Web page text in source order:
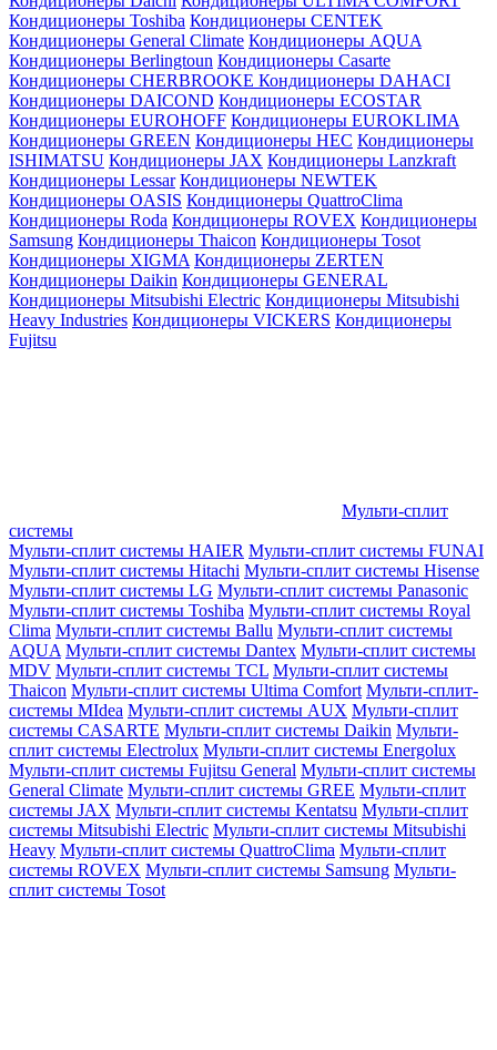
Кондиционеры Toshiba Кондиционеры CENTEK
Кондиционеры General Climate Кондиционеры AQUA
Кондиционеры Berlingtoun Кондиционеры Casarte
Кондиционеры CHERBROOKE Кондиционеры DAHACI
Кондиционеры DAICOND Кондиционеры ECOSTAR
Кондиционеры EUROHOFF Кондиционеры EUROKLIMA
Кондиционеры GREEN Кондиционеры HEC Кондиционеры
ISHIMATSU Кондиционеры JAX Кондиционеры Lanzkraft
Кондиционеры Lessar Кондиционеры NEWTEK
Кондиционеры OASIS Кондиционеры QuattroClima
Кондиционеры Roda Кондиционеры ROVEX Кондиционеры
Samsung Кондиционеры Thaicon Кондиционеры Tosot
Кондиционеры XIGMA Кондиционеры ZERTEN
Кондиционеры Daikin Кондиционеры GENERAL
Кондиционеры Mitsubishi Electric Кондиционеры Mitsubishi
Heavy Industries Кондиционеры VICKERS Кондиционеры
Fujitsu
Мульти-сплит
системы
Мульти-сплит системы HAIER Мульти-сплит системы FUNAI
Мульти-сплит системы Hitachi Мульти-сплит системы Hisense
Мульти-сплит системы LG Мульти-сплит системы Panasonic
Мульти-сплит системы Toshiba Мульти-сплит системы Royal
Clima Мульти-сплит системы Ballu Мульти-сплит системы
AQUA Мульти-сплит системы Dantex Мульти-сплит системы
MDV Мульти-сплит системы TCL Мульти-сплит системы
Thaicon Мульти-сплит системы Ultima Comfort Мульти-сплит-
системы MIdea Мульти-сплит системы AUX Мульти-сплит
системы CASARTE Мульти-сплит системы Daikin Мульти-
сплит системы Electrolux Мульти-сплит системы Energolux
Мульти-сплит системы Fujitsu General Мульти-сплит системы
General Climate Мульти-сплит системы GREE Мульти-сплит
системы JAX Мульти-сплит системы Kentatsu Мульти-сплит
системы Mitsubishi Electric Мульти-сплит системы Mitsubishi
Heavy Мульти-сплит системы QuattroClima Мульти-сплит
системы ROVEX Мульти-сплит системы Samsung Мульти-
сплит системы Tosot